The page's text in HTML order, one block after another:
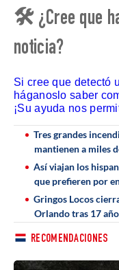
🛠 ¿Cree que
noticia?
Si cree que detectó
háganoslo saber
¡Su ayuda nos
Tres grandes
mantienen a miles
Así viajan los
que prefieren por
Gringos Locos
Orlando tras 17
RECOMENDACIONES